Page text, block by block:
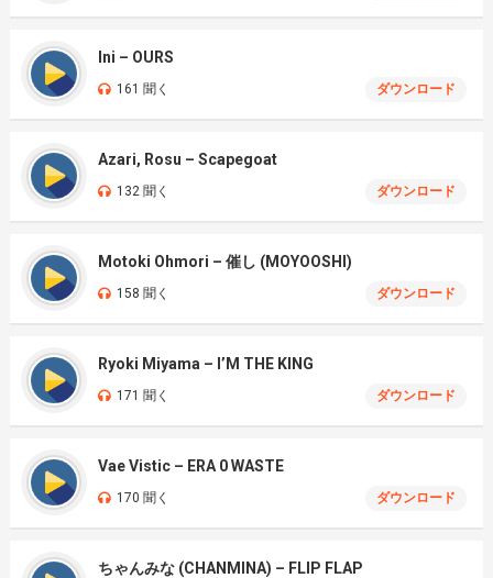
Ini – OURS
161 聞く ダウンロード
Azari, Rosu – Scapegoat
132 聞く ダウンロード
Motoki Ohmori – 催し (MOYOOSHI)
158 聞く ダウンロード
Ryoki Miyama – I’M THE KING
171 聞く ダウンロード
Vae Vistic – ERA 0 WASTE
170 聞く ダウンロード
ちゃんみな (CHANMINA) – FLIP FLAP